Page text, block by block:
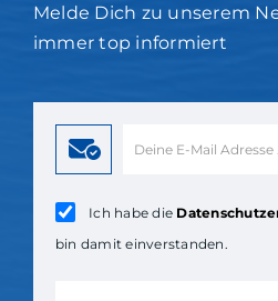
Melde Dich zu unserem
immer top informiert
Ich habe die
bin damit einverstanden.